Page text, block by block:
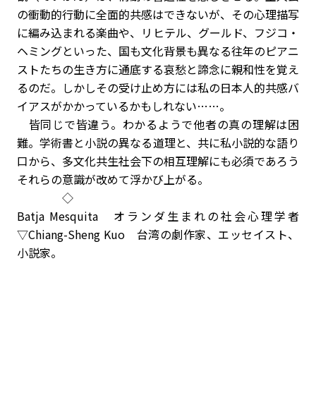
の衝動的行動に全面的共感はできないが、その心理描写
に編み込まれる楽曲や、リヒテル、グールド、フジコ・
ヘミングといった、国も文化背景も異なる往年のピアニ
ストたちの生き方に通底する哀愁と諦念に親和性を覚え
るのだ。しかしその受け止め方には私の日本人的共感バ
イアスがかかっているかもしれない……。
皆同じで皆違う。わかるようで他者の真の理解は困
難。学術書と小説の異なる道理と、共に私小説的な語り
口から、多文化共生社会下の相互理解にも必須であろう
それらの意識が改めて浮かび上がる。
◇
Batja Mesquita オランダ生まれの社会心理学者
▽Chiang-Sheng Kuo
台湾の劇作家、エッセイスト、
小説家。